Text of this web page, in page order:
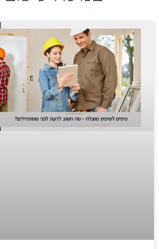
שיפוץ בתים | RADA לבנות ולשפץ זה במשפחה
שיפוץ משרדים חברת LDD | קבלן שיפוצים רשום RADA
שיפוץ כללי לבית בהוד השרון | RADA לבנות ולשפץ זה במשפחה
שיפוץ חוץ | RADA לבנות ולשפץ זה במשפחה